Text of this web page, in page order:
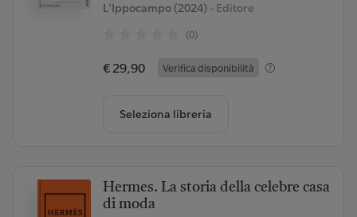
L'Ippocampo (2024)- Editore
(0)
€ 29,90 Verifica disponibilità
Seleziona libreria
Hermes. La storia della celebre casa
di moda